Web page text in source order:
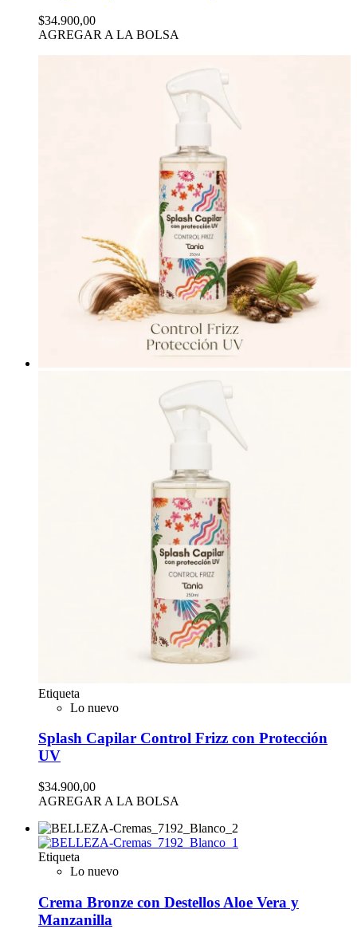
$34.900,00
AGREGAR A LA BOLSA
Etiqueta
Lo nuevo
Splash Capilar Control Frizz con Protección
UV
$34.900,00
AGREGAR A LA BOLSA
Etiqueta
Lo nuevo
Crema Bronze con Destellos Aloe Vera y
Manzanilla